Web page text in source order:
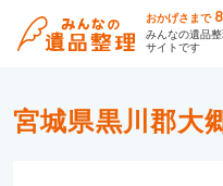
おかげさまで 8
みんなの遺品
サイトです
宮城県黒川郡大